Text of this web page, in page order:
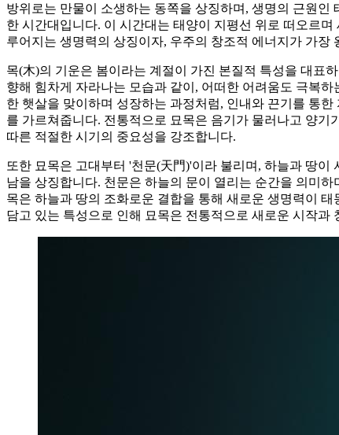
방위로는 만물이 소생하는 동쪽을 상징하며, 생명의 근원
한 시간대입니다. 이 시간대는 태양이 지평선 위로 떠오르
루어지는 생명력의 상징이자, 우주의 창조적 에너지가 가장
목(木)의 기운은 봄이라는 계절이 가진 본질적 특성을 대표
향해 힘차게 자라나는 모습과 같이, 어떠한 어려움도 극복
한 햇살을 맞이하며 성장하는 과정처럼, 인내와 끈기를 통
를 가르쳐줍니다. 전통적으로 묘목은 음기가 물러나고 양
따른 적절한 시기의 중요성을 강조합니다.
또한 묘목은 고대부터 '천문(天門)'이라 불리며, 하늘과 땅
남을 상징합니다. 천문은 하늘의 문이 열리는 순간을 의미
목은 하늘과 땅의 조화로운 결합을 통해 새로운 생명력이
담고 있는 특성으로 인해 묘목은 전통적으로 새로운 시작